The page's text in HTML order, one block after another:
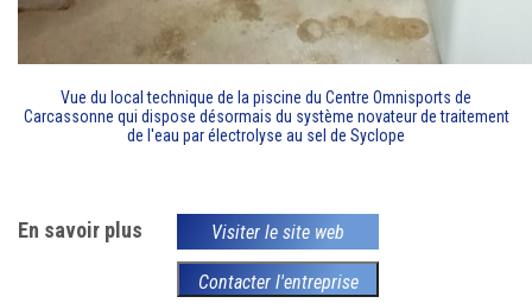
Vue du local technique de la piscine du Centre Omnisports de
Carcassonne qui dispose désormais du système novateur de traitement
de l'eau par électrolyse au sel de Syclope
En savoir plus Visiter le site web
Contacter l'entreprise